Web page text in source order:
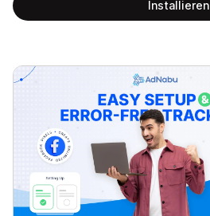
Installieren